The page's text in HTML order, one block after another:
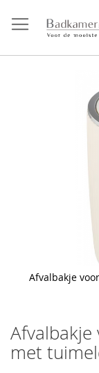
direct
door
met
Afvalbakje
Skip
to
the